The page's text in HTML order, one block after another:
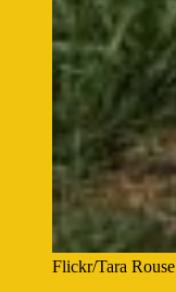
Flickr/Tara Rouse